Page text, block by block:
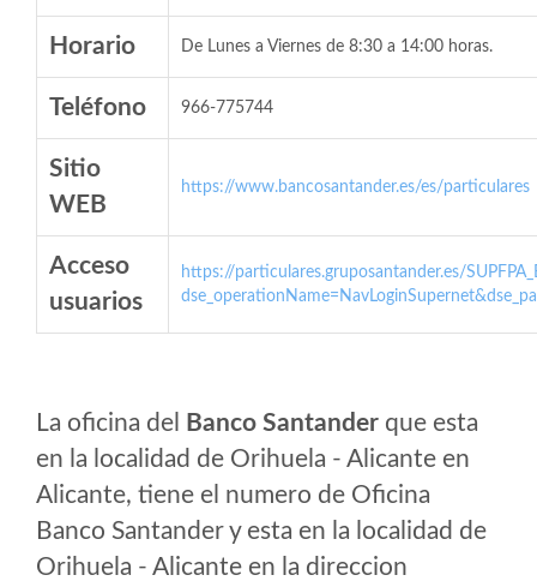
Horario De Lunes a Viernes de 8:30 a 14:00 horas.
Teléfono 966-775744
Sitio
WEB
https://www.bancosantander.es/es/particulares
Acceso
usuarios
https://particulares.gruposantander.es/
La oficina del Banco Santander que esta
en la localidad de Orihuela - Alicante en
Alicante, tiene el numero de Oficina
Banco Santander y esta en la localidad de
Orihuela - Alicante en la direccion